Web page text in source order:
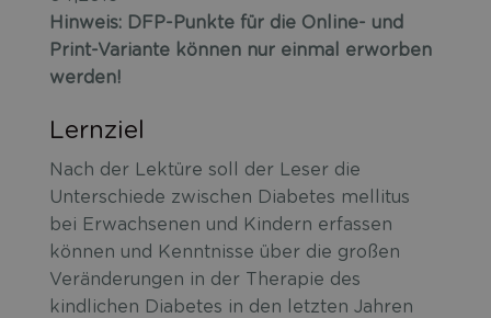
Hinweis: DFP-Punkte für die Online- und
Print-Variante können nur einmal erworben
werden!
Lernziel
Nach der Lektüre soll der Leser die
Unterschiede zwischen Diabetes mellitus
bei Erwachsenen und Kindern erfassen
können und Kenntnisse über die großen
Veränderungen in der Therapie des
kindlichen Diabetes in den letzten Jahren